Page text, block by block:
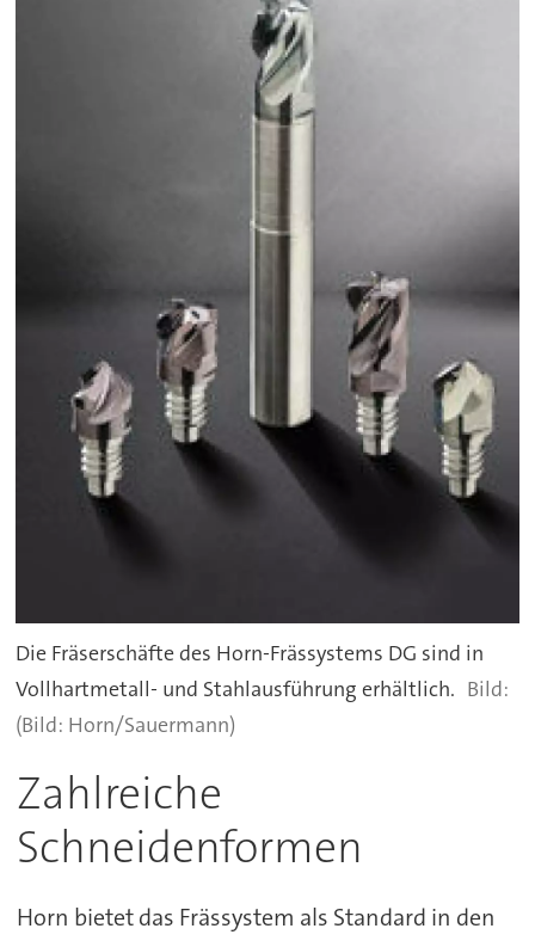
Die Fräserschäfte des Horn-Frässystems DG sind in
Vollhartmetall- und Stahlausführung erhältlich.
(Bild: Horn/Sauermann)
Zahlreiche
Schneidenformen
Horn bietet das Frässystem als Standard in den